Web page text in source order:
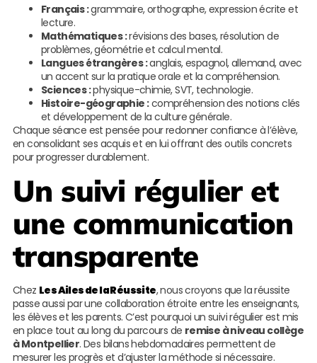
Français :grammaire, orthographe, expression écrite et
lecture.
Mathématiques :révisions des bases, résolution de
problèmes, géométrie et calcul mental.
Langues étrangères :anglais, espagnol, allemand, avec
un accent sur la pratique orale et la compréhension.
Sciences :physique-chimie, SVT, technologie.
Histoire-géographie :compréhension des notions clés
et développement de la culture générale.
Chaque séance est pensée pour redonner confiance à l’élève,
en consolidant ses acquis et en lui offrant des outils concrets
pour progresser durablement.
Un suivi régulier et
une communication
transparente
Chez Les Ailes de la Réussite, nous croyons que la réussite
passe aussi par une collaboration étroite entre les enseignants,
les élèves et les parents. C’est pourquoi un suivi régulier est mis
en place tout au long du parcours de remise à niveau collège
à Montpellier. Des bilans hebdomadaires permettent de
mesurer les progrès et d’ajuster la méthode si nécessaire.